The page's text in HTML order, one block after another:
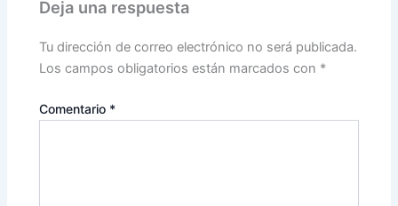
Deja una respuesta
Tu dirección de correo electrónico no será publicada.
Los campos obligatorios están marcados con *
Comentario *